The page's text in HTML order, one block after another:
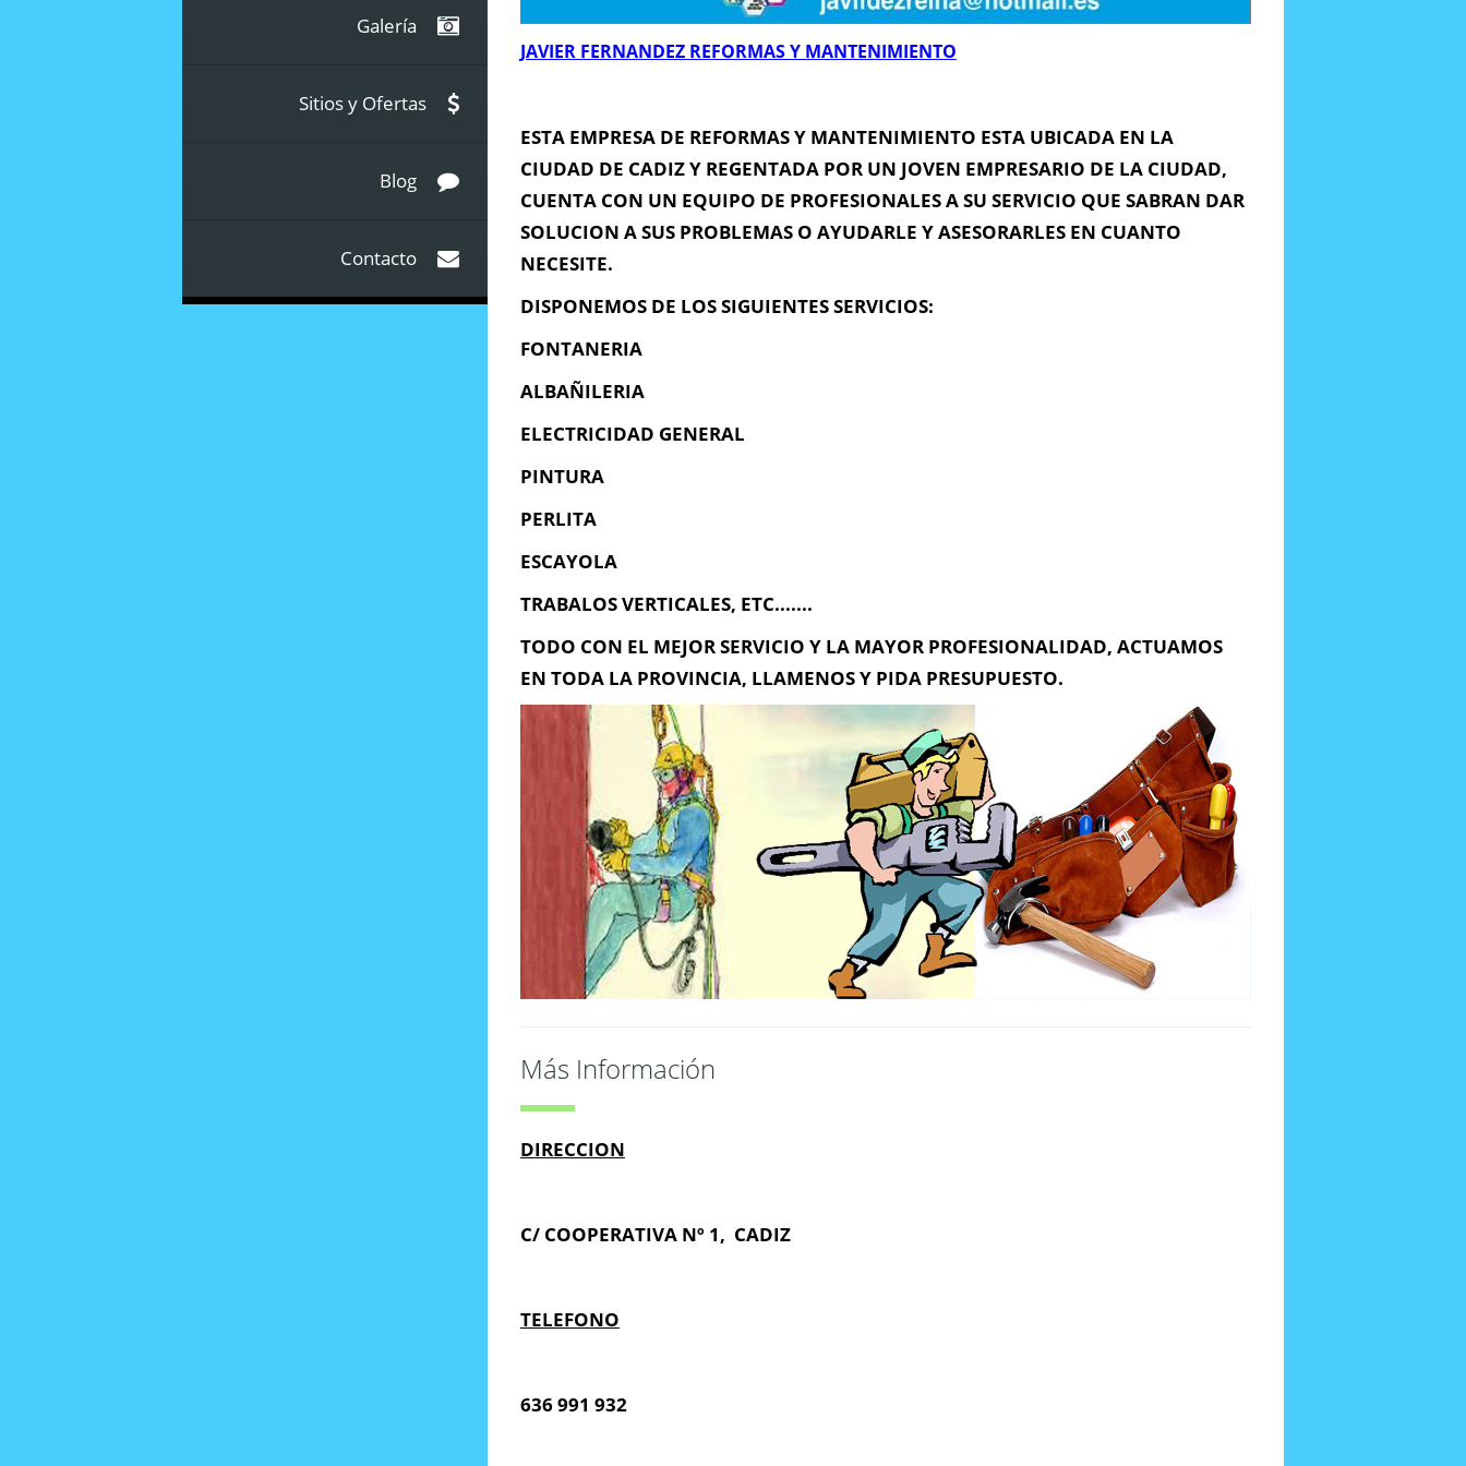
Galería
Sitios y Ofertas
Blog
Contacto
JAVIER FERNANDEZ REFORMAS Y MANTENIMIENTO
ESTA EMPRESA DE REFORMAS Y MANTENIMIENTO ESTA UBICADA EN LA
CIUDAD DE CADIZ Y REGENTADA POR UN JOVEN EMPRESARIO DE LA CIUDAD,
CUENTA CON UN EQUIPO DE PROFESIONALES A SU SERVICIO QUE SABRAN DAR
SOLUCION A SUS PROBLEMAS O AYUDARLE Y ASESORARLES EN CUANTO
NECESITE.
DISPONEMOS DE LOS SIGUIENTES SERVICIOS:
FONTANERIA
ALBAÑILERIA
ELECTRICIDAD GENERAL
PINTURA
PERLITA
ESCAYOLA
TRABALOS VERTICALES, ETC.......
TODO CON EL MEJOR SERVICIO Y LA MAYOR PROFESIONALIDAD, ACTUAMOS
EN TODA LA PROVINCIA, LLAMENOS Y PIDA PRESUPUESTO.
Más Información
DIRECCION
C/ COOPERATIVA Nº 1, CADIZ
TELEFONO
636 991 932
Información de Contacto
C/ COOPERATIVA Nº 1, CADIZ, Cádiz, Cádiz
636 991 932
javifdezreina@hotmail.es
Contacta con Nosotros
Enviar Mensaje